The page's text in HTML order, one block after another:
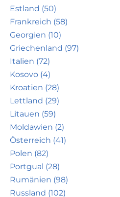
Estland (50)
Frankreich (58)
Georgien (10)
Griechenland (97)
Italien (72)
Kosovo (4)
Kroatien (28)
Lettland (29)
Litauen (59)
Moldawien (2)
Österreich (41)
Polen (82)
Portgual (28)
Rumänien (98)
Russland (102)